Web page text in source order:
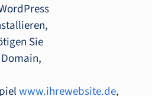
Sie
www.ihrewebsite.de,